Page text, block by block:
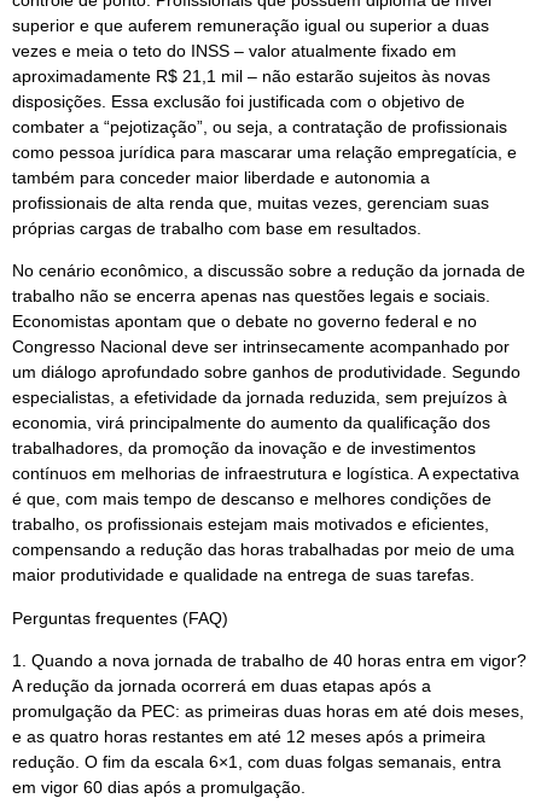
superior e que auferem remuneração igual ou superior a duas
vezes e meia o teto do INSS – valor atualmente fixado em
aproximadamente R$ 21,1 mil – não estarão sujeitos às novas
disposições. Essa exclusão foi justificada com o objetivo de
combater a “pejotização”, ou seja, a contratação de profissionais
como pessoa jurídica para mascarar uma relação empregatícia, e
também para conceder maior liberdade e autonomia a
profissionais de alta renda que, muitas vezes, gerenciam suas
próprias cargas de trabalho com base em resultados.
No cenário econômico, a discussão sobre a redução da jornada de
trabalho não se encerra apenas nas questões legais e sociais.
Economistas apontam que o debate no governo federal e no
Congresso Nacional deve ser intrinsecamente acompanhado por
um diálogo aprofundado sobre ganhos de produtividade. Segundo
especialistas, a efetividade da jornada reduzida, sem prejuízos à
economia, virá principalmente do aumento da qualificação dos
trabalhadores, da promoção da inovação e de investimentos
contínuos em melhorias de infraestrutura e logística. A expectativa
é que, com mais tempo de descanso e melhores condições de
trabalho, os profissionais estejam mais motivados e eficientes,
compensando a redução das horas trabalhadas por meio de uma
maior produtividade e qualidade na entrega de suas tarefas.
Perguntas frequentes (FAQ)
1. Quando a nova jornada de trabalho de 40 horas entra em vigor?
A redução da jornada ocorrerá em duas etapas após a
promulgação da PEC: as primeiras duas horas em até dois meses,
e as quatro horas restantes em até 12 meses após a primeira
redução. O fim da escala 6×1, com duas folgas semanais, entra
em vigor 60 dias após a promulgação.